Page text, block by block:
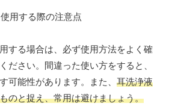
用する際の注意点
する場合は、必ず使用方法をよく確
ださい。間違った使い方をすると、
可能性があります。また、 耳洗浄液
のと捉え、常用は避けましょう。